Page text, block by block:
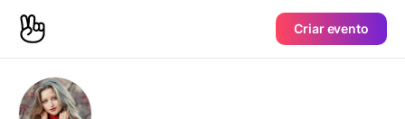
Criar evento